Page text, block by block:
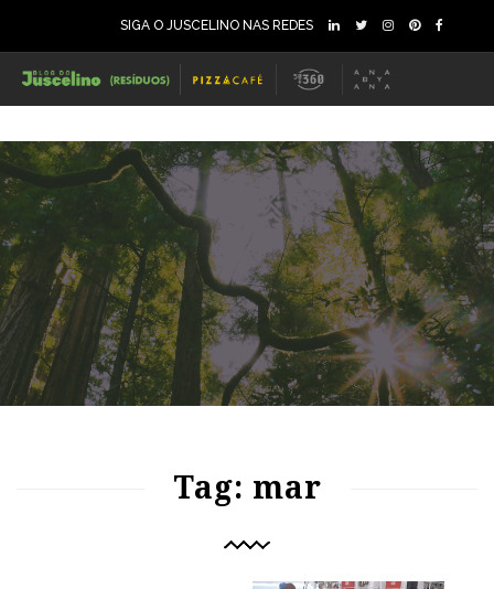
SIGA O JUSCELINO NAS REDES
Tag: mar